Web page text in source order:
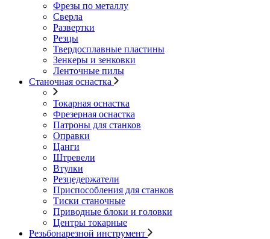
Фрезы по металлу
Сверла
Развертки
Резцы
Твердосплавные пластины
Зенкеры и зенковки
Ленточные пилы
Станочная оснастка
Токарная оснастка
Фрезерная оснастка
Патроны для станков
Оправки
Цанги
Штревели
Втулки
Резцедержатели
Приспособления для станков
Тиски станочные
Приводные блоки и головки
Центры токарные
Резьбонарезной инструмент